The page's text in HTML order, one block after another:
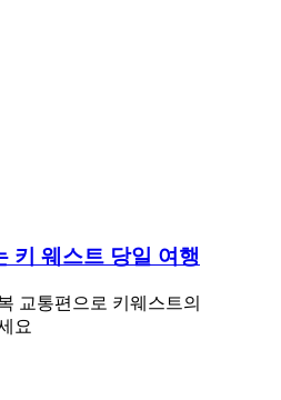
키 웨스트 당일 여행
교통편으로 키웨스트의
요